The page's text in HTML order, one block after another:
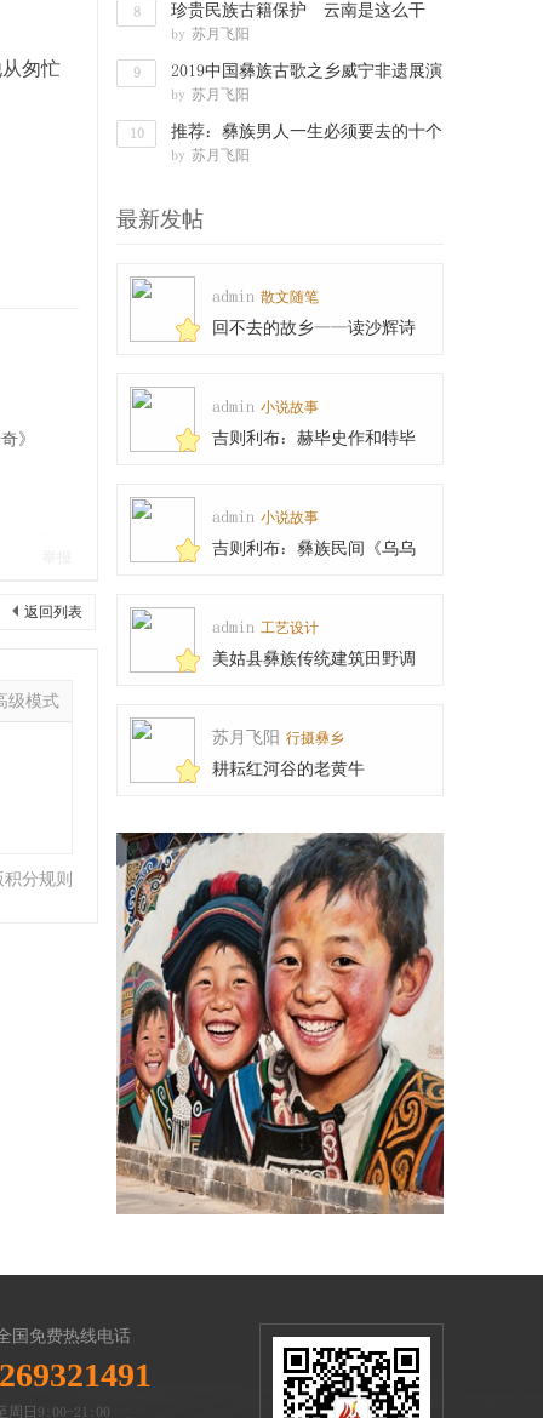
匆忙
》
返回列表
级模式
积分规则
8
珍贵民族古籍保护 云南是这么干
的：数字化
by 苏月飞阳
9
2019中国彝族古歌之乡威宁非遗展演
走进西南
by 苏月飞阳
10
推荐：彝族男人一生必须要去的十个
地方
by 苏月飞阳
最新发帖
admin 散文随笔
回不去的故乡——读沙辉诗
admin 小说故事
吉则利布：赫毕史作和特毕
admin 小说故事
吉则利布：彝族民间《乌乌
admin 工艺设计
美姑县彝族传统建筑田野调
苏月飞阳 行摄彝乡
耕耘红河谷的老黄牛
国免费热线电话
周日9:00-21:00